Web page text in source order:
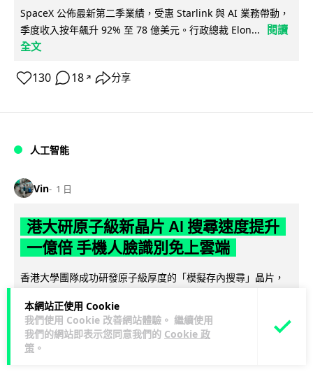
本網站正使用 Cookie
我們使用 Cookie 改善網站體驗。 繼續使用
我們的網站即表示您同意我們的 Cookie 政
策 。
SpaceX 公佈最新第二季業績，受惠 Starlink 與 AI 業務帶動，
季度收入按年飆升 92% 至 78 億美元。行政總裁 Elon...
閱讀
全文
130 18 ↗ 分享
人工智能
Vin 1 日
港大研原子級新晶片 AI 搜尋速度提升
一億倍 手機人臉識別免上雲端
香港大學團隊成功研發原子級厚度的「模擬存內搜尋」晶片，
0.00000000... 閱讀全文
361 81 ↗ 分享